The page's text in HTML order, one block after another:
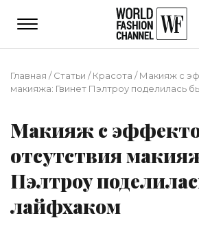
Главная /Статьи /Красота /Макияж с
макияжа: Гвинет Пэлтроу поделилась
Макияж с
отсутствия
Пэлтроу
лайфхаком